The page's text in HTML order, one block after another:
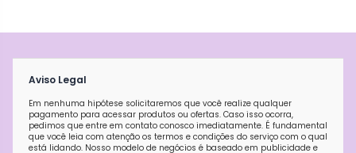
Aviso Legal
Em nenhuma hipótese solicitaremos que você realize qualquer
pagamento para acessar produtos ou ofertas. Caso isso ocorra,
pedimos que entre em contato conosco imediatamente. É fundamental
que você leia com atenção os termos e condições do serviço com o qual
está lidando. Nosso modelo de negócios é baseado em publicidade e